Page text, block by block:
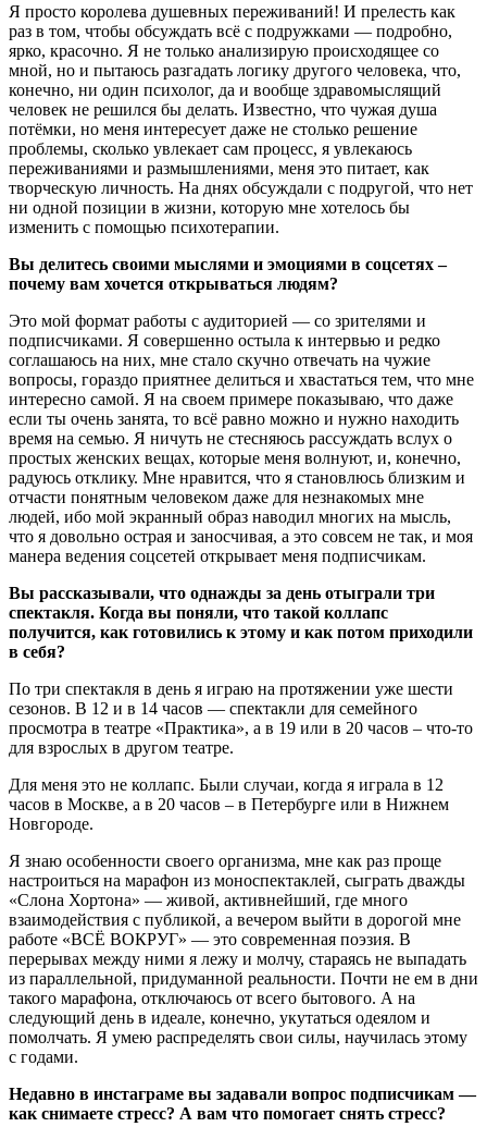
Я просто королева душевных переживаний! И прелесть как
раз в том, чтобы обсуждать всё с подружками — подробно,
ярко, красочно. Я не только анализирую происходящее со
мной, но и пытаюсь разгадать логику другого человека, что,
конечно, ни один психолог, да и вообще здравомыслящий
человек не решился бы делать. Известно, что чужая душа
потёмки, но меня интересует даже не столько решение
проблемы, сколько увлекает сам процесс, я увлекаюсь
переживаниями и размышлениями, меня это питает, как
творческую личность. На днях обсуждали с подругой, что нет
ни одной позиции в жизни, которую мне хотелось бы
изменить с помощью психотерапии.
Вы делитесь своими мыслями и эмоциями в соцсетях –
почему вам хочется открываться людям?
Это мой формат работы с аудиторией — со зрителями и
подписчиками. Я совершенно остыла к интервью и редко
соглашаюсь на них, мне стало скучно отвечать на чужие
вопросы, гораздо приятнее делиться и хвастаться тем, что мне
интересно самой. Я на своем примере показываю, что даже
если ты очень занята, то всё равно можно и нужно находить
время на семью. Я ничуть не стесняюсь рассуждать вслух о
простых женских вещах, которые меня волнуют, и, конечно,
радуюсь отклику. Мне нравится, что я становлюсь близким и
отчасти понятным человеком даже для незнакомых мне
людей, ибо мой экранный образ наводил многих на мысль,
что я довольно острая и заносчивая, а это совсем не так, и моя
манера ведения соцсетей открывает меня подписчикам.
Вы рассказывали, что однажды за день отыграли три
спектакля. Когда вы поняли, что такой коллапс
получится, как готовились к этому и как потом приходили
в себя?
По три спектакля в день я играю на протяжении уже шести
сезонов. В 12 и в 14 часов — спектакли для семейного
просмотра в театре «Практика», а в 19 или в 20 часов – что-то
для взрослых в другом театре.
Для меня это не коллапс. Были случаи, когда я играла в 12
часов в Москве, а в 20 часов – в Петербурге или в Нижнем
Новгороде.
Я знаю особенности своего организма, мне как раз проще
настроиться на марафон из моноспектаклей, сыграть дважды
«Слона Хортона» — живой, активнейший, где много
взаимодействия с публикой, а вечером выйти в дорогой мне
работе «ВСЁ ВОКРУГ» — это современная поэзия. В
перерывах между ними я лежу и молчу, стараясь не выпадать
из параллельной, придуманной реальности. Почти не ем в дни
такого марафона, отключаюсь от всего бытового. А на
следующий день в идеале, конечно, укутаться одеялом и
помолчать. Я умею распределять свои силы, научилась этому
с годами.
Недавно в инстаграме вы задавали вопрос подписчикам —
как снимаете стресс? А вам что помогает снять стресс?